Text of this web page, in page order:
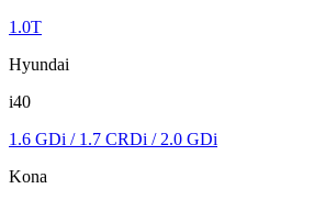
1.0T
Hyundai
i40
1.6 GDi / 1.7 CRDi / 2.0 GDi
Kona